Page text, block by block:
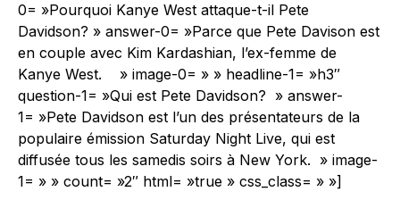
0= »Pourquoi Kanye West attaque-t-il Pete
Davidson? » answer-0= »Parce que Pete Davison est
en couple avec Kim Kardashian, l’ex-femme de
Kanye West. » image-0= » » headline-1= »h3″
question-1= »Qui est Pete Davidson? » answer-
1= »Pete Davidson est l’un des présentateurs de la
populaire émission Saturday Night Live, qui est
diffusée tous les samedis soirs à New York. » image-
1= » » count= »2″ html= »true » css_class= » »]